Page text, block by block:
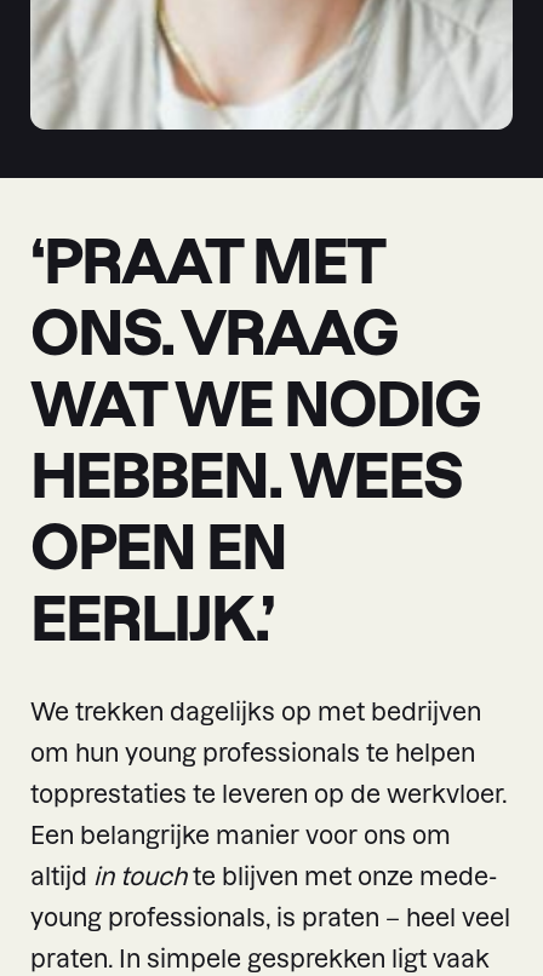
‘PRAAT MET
ONS. VRAAG
WAT WE NODIG
HEBBEN. WEES
OPEN EN
EERLIJK.’
We trekken dagelijks op met bedrijven
om hun young professionals te helpen
topprestaties te leveren op de werkvloer.
Een belangrijke manier voor ons om
altijd in touchte blijven met onze mede-
young professionals, is praten – heel veel
praten. In simpele gesprekken ligt vaak